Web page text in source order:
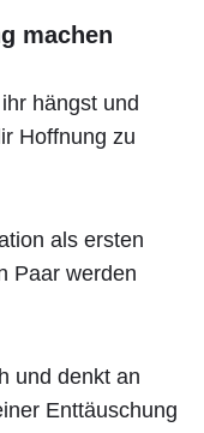
machen
hängst und
Hoffnung zu
als ersten
Paar werden
und denkt an
Enttäuschung